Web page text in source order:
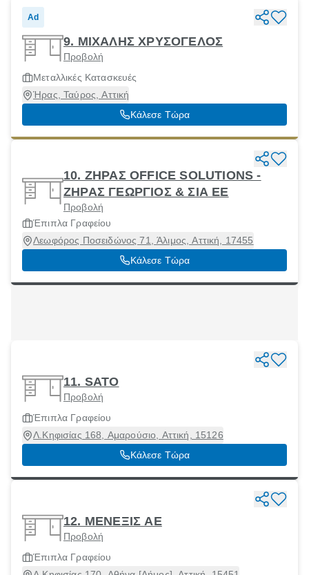
Ad
9. ΜΙΧΑΛΗΣ ΧΡΥΣΟΓΕΛΟΣ
Προβολή
Μεταλλικές Κατασκευές
Ήρας, Ταύρος, Αττική
Κάλεσε Τώρα
10. ΖΗΡΑΣ OFFICE SOLUTIONS -
ΖΗΡΑΣ ΓΕΩΡΓΙΟΣ & ΣΙΑ ΕΕ
Προβολή
Έπιπλα Γραφείου
Λεωφόρος Ποσειδώνος 71, Άλιμος, Αττική, 17455
Κάλεσε Τώρα
11. SATO
Προβολή
Έπιπλα Γραφείου
Λ.Κηφισίας 168, Αμαρούσιο, Αττική, 15126
Κάλεσε Τώρα
12. ΜΕΝΕΞΙΣ ΑΕ
Προβολή
Έπιπλα Γραφείου